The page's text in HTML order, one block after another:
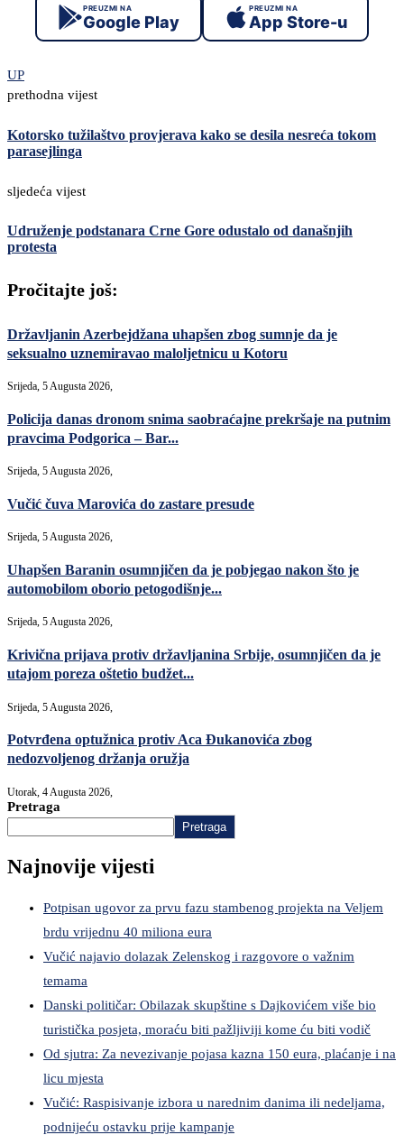
PREUZMI NA
Google Play
PREUZMI NA
App Store-u
UP
prethodna vijest
Kotorsko tužilaštvo provjerava kako se desila nesreća tokom
parasejlinga
sljedeća vijest
Udruženje podstanara Crne Gore odustalo od današnjih
protesta
Pročitajte još:
Državljanin Azerbejdžana uhapšen zbog sumnje da je
seksualno uznemiravao maloljetnicu u Kotoru
Srijeda, 5 Augusta 2026,
Policija danas dronom snima saobraćajne prekršaje na putnim
pravcima Podgorica – Bar...
Srijeda, 5 Augusta 2026,
Vučić čuva Marovića do zastare presude
Srijeda, 5 Augusta 2026,
Uhapšen Baranin osumnjičen da je pobjegao nakon što je
automobilom oborio petogodišnje...
Srijeda, 5 Augusta 2026,
Krivična prijava protiv državljanina Srbije, osumnjičen da je
utajom poreza oštetio budžet...
Srijeda, 5 Augusta 2026,
Potvrđena optužnica protiv Aca Đukanovića zbog
nedozvoljenog držanja oružja
Utorak, 4 Augusta 2026,
Pretraga
Pretraga
Najnovije vijesti
Potpisan ugovor za prvu fazu stambenog projekta na Veljem
brdu vrijednu 40 miliona eura
Vučić najavio dolazak Zelenskog i razgovore o važnim
temama
Danski političar: Obilazak skupštine s Dajkovićem više bio
turistička posjeta, moraću biti pažljiviji kome ću biti vodič
Od sjutra: Za nevezivanje pojasa kazna 150 eura, plaćanje i na
licu mjesta
Vučić: Raspisivanje izbora u narednim danima ili nedeljama,
podnijeću ostavku prije kampanje